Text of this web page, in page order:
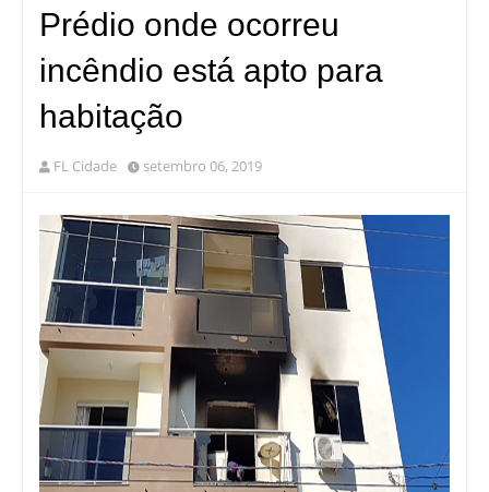
Prédio onde ocorreu
incêndio está apto para
habitação
FL Cidade setembro 06, 2019